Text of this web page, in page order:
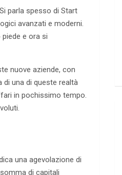
parla spesso di Start
avanzati e moderni.
e ora si
nuove aziende, con
di una di queste realtà
in pochissimo tempo.
una agevolazione di
di capitali